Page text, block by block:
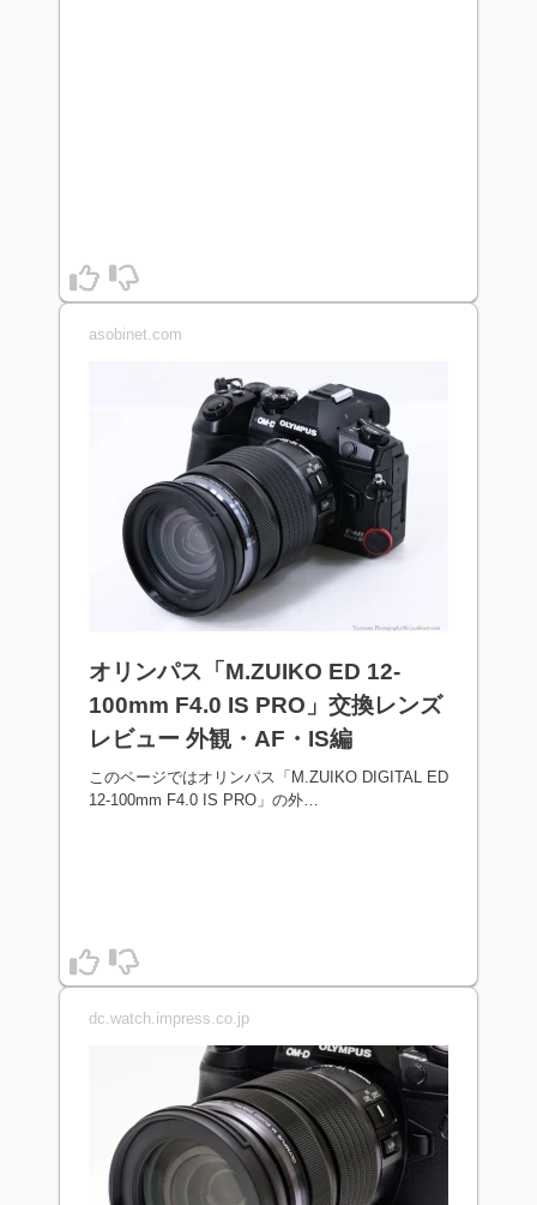
asobinet.com
オリンパス「M.ZUIKO ED 12-
100mm F4.0 IS PRO」交換レンズ
レビュー 外観・AF・IS編
このページではオリンパス「M.ZUIKO DIGITAL ED
12-100mm F4.0 IS PRO」の外…
dc.watch.impress.co.jp